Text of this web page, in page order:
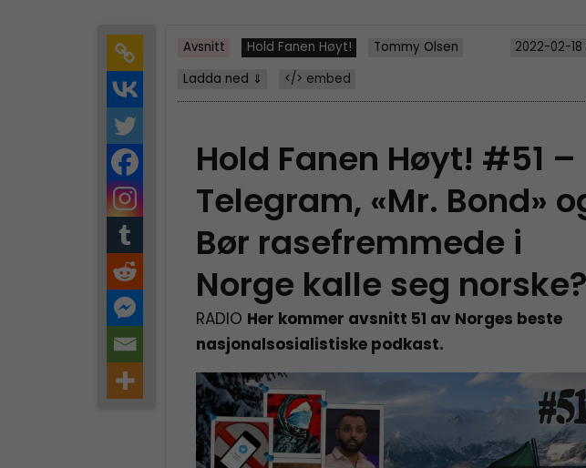
Avsnitt Hold Fanen Høyt! Tommy Olsen
2022-02-18
Ladda ned ⇓
</> embed
Hold Fanen Høyt! #51 –
Telegram, «Mr. Bond»
Bør rasefremmede i
Norge kalle seg norske?
RADIO Her kommer avsnitt 51 av Norges beste
nasjonalsosialistiske podkast.